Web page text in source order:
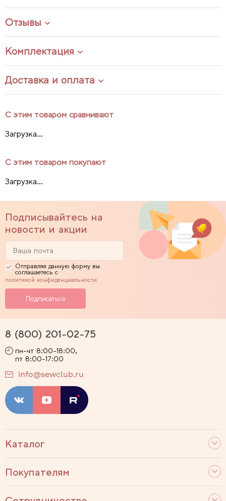
Отзывы
Комплектация
Доставка и оплата
С этим товаром сравнивают
Загрузка...
С этим товаром покупают
Загрузка...
Подписывайтесь на
новости и акции
Отправляя данную форму вы
соглашаетесь с
политикой конфиденциальности
Каталог
Покупателям
8 (800) 201-02-75
пн-чт 8:00-18:00,
пт 8:00-17:00
info@sewclub.ru